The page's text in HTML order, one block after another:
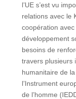
l’UE s’est vu
relations avec le
coopération
développement
besoins de
travers plusieurs
humanitaire de
l’Instrument
de l’homme